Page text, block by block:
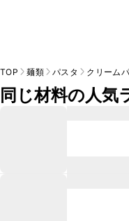
TOP 麺類 パスタ クリーム
同じ材料の人気